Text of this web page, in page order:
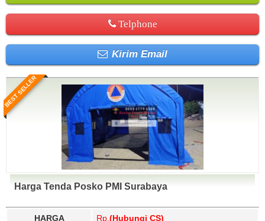
Telphone
Kirim Email
BEST SELLER
Harga Tenda Posko PMI Surabaya
HARGA Rp. (Hubungi CS)